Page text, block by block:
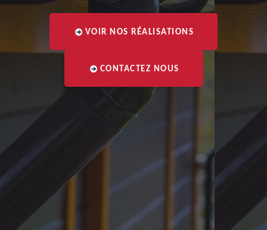
VOIR NOS RÉALISATIONS
CONTACTEZ NOUS